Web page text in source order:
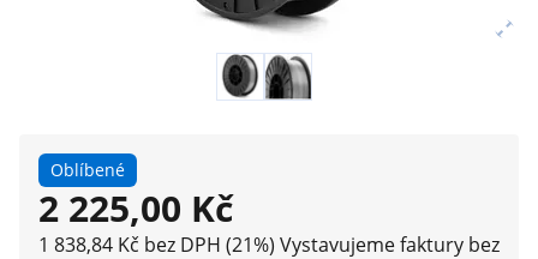
Oblíbené
2 225,00 Kč
1 838,84 Kč bez DPH (21%) Vystavujeme faktury bez